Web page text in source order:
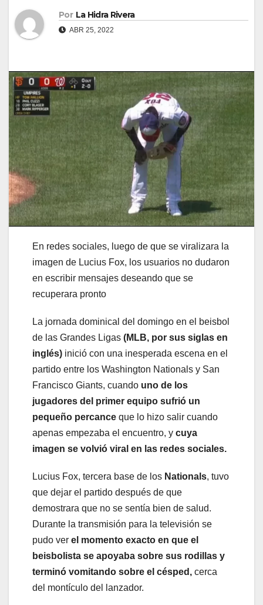
Por La Hidra Rivera
ABR 25, 2022
En redes sociales, luego de que se viralizara la
imagen de Lucius Fox, los usuarios no dudaron
en escribir mensajes deseando que se
recuperara pronto
La jornada dominical del domingo en el beisbol
de las Grandes Ligas (MLB, por sus siglas en
inglés) inició con una inesperada escena en el
partido entre los Washington Nationals y San
Francisco Giants, cuando uno de los
jugadores del primer equipo sufrió un
pequeño percance que lo hizo salir cuando
apenas empezaba el encuentro, y cuya
imagen se volvió viral en las redes sociales.
Lucius Fox, tercera base de los Nationals, tuvo
que dejar el partido después de que
demostrara que no se sentía bien de salud.
Durante la transmisión para la televisión se
pudo ver el momento exacto en que el
beisbolista se apoyaba sobre sus rodillas y
terminó vomitando sobre el césped, cerca
del montículo del lanzador.